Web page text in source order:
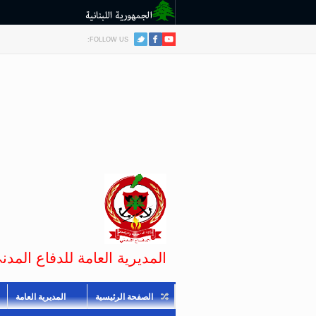
FOLLOW US:
المديرية العامة للدفاع
الصفحة الرئيسية المديرية العامة